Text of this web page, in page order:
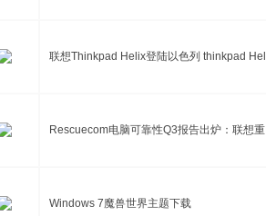
联想Thinkpad Helix登陆以色列 thinkpad
Rescuecom电脑可靠性Q3报告出炉：联想
Windows 7魔兽世界主题下载